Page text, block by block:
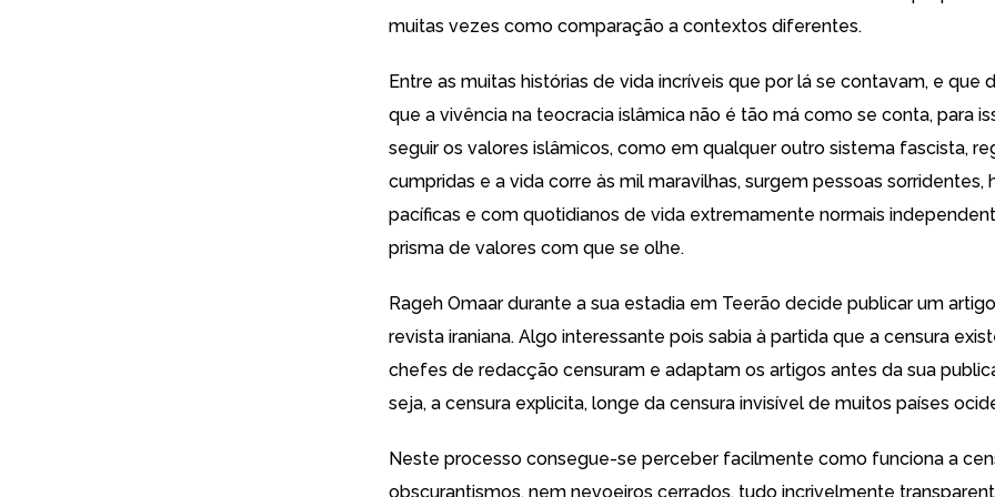
muitas vezes como comparação a contextos diferentes.
Entre as muitas histórias de vida incríveis que por lá se contavam, e que
que a vivência na teocracia islâmica não é tão má como se conta, para
seguir os valores islâmicos, como em qualquer outro sistema fascista,
cumpridas e a vida corre às mil maravilhas, surgem pessoas sorridentes,
pacíficas e com quotidianos de vida extremamente normais
prisma de valores com que se olhe.
Rageh Omaar durante a sua estadia em Teerão decide publicar um
revista iraniana. Algo interessante pois sabia à partida que a censura
chefes de redacção censuram e adaptam os artigos antes da sua
seja, a censura explicita, longe da censura invisível de muitos países
Neste processo consegue-se perceber facilmente como funciona a
obscurantismos, nem nevoeiros cerrados, tudo incrivelmente